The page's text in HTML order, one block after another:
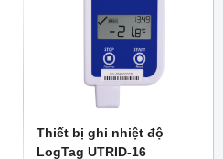
Thiết bị ghi nhiệt độ
LogTag UTRID-16